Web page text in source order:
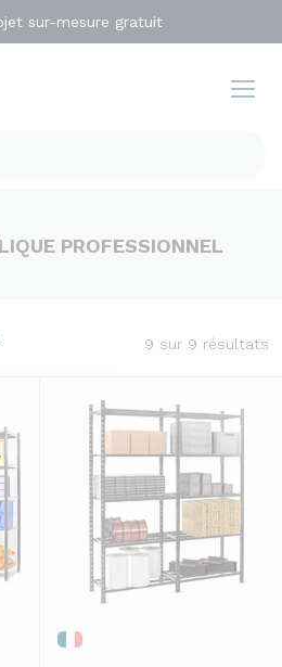
sur-mesure gratuit
PROFESSIONNEL
9 sur 9 résultats